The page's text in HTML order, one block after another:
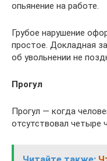
опьянение на работе.
Грубое нарушение
простое. Докладная
об увольнении не
Прогул
Прогул — когда
отсутствовал четыре